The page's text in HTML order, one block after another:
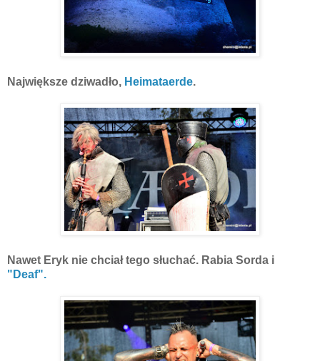
Największe dziwadło, Heimataerde.
Nawet Eryk nie chciał tego słuchać. Rabia Sorda i
"Deaf".